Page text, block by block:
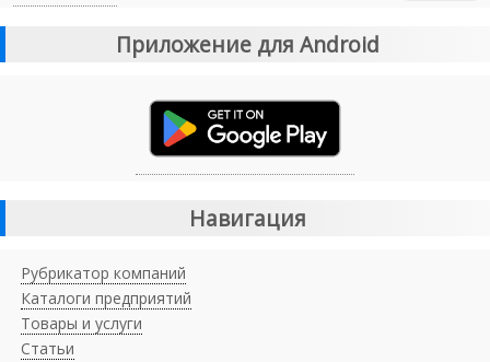
Приложение для Android
Навигация
Рубрикатор компаний
Каталоги предприятий
Товары и услуги
Статьи